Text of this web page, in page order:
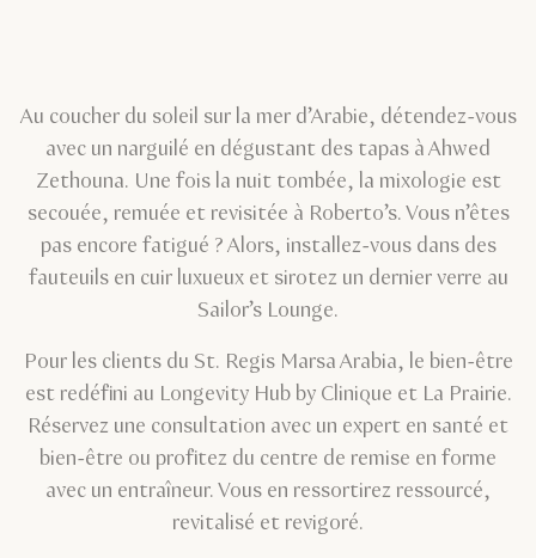
Au coucher du soleil sur la mer d’Arabie, détendez-vous
avec un narguilé en dégustant des tapas à Ahwed
Zethouna. Une fois la nuit tombée, la mixologie est
secouée, remuée et revisitée à Roberto’s. Vous n’êtes
pas encore fatigué ? Alors, installez-vous dans des
fauteuils en cuir luxueux et sirotez un dernier verre au
Sailor’s Lounge.
Pour les clients du St. Regis Marsa Arabia, le bien-être
est redéfini au Longevity Hub by Clinique et La Prairie.
Réservez une consultation avec un expert en santé et
bien-être ou profitez du centre de remise en forme
avec un entraîneur. Vous en ressortirez ressourcé,
revitalisé et revigoré.